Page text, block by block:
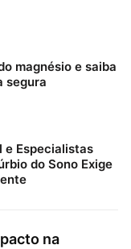
magnésio e saiba
segura
e Especialistas
do Sono Exige
na